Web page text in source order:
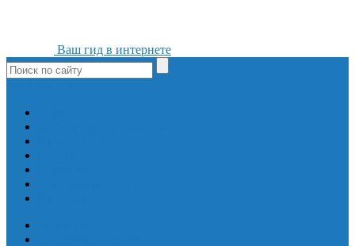
Ваш гид в интернете